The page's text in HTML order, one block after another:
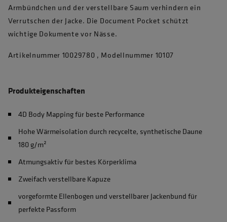
Armbündchen und der verstellbare Saum verhindern ein
Verrutschen der Jacke. Die Document Pocket schützt
wichtige Dokumente vor Nässe.
Artikelnummer 10029780 , Modellnummer 10107
Produkteigenschaften
4D Body Mapping für beste Performance
Hohe Wärmeisolation durch recycelte, synthetische Daune
180 g/m²
Atmungsaktiv für bestes Körperklima
Zweifach verstellbare Kapuze
vorgeformte Ellenbogen und verstellbarer Jackenbund für
perfekte Passform